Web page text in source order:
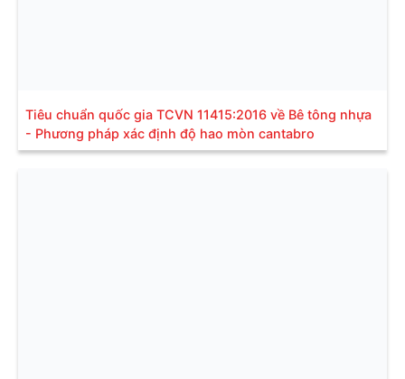
Tiêu chuẩn quốc gia TCVN 11415:2016 về Bê tông nhựa
- Phương pháp xác định độ hao mòn cantabro